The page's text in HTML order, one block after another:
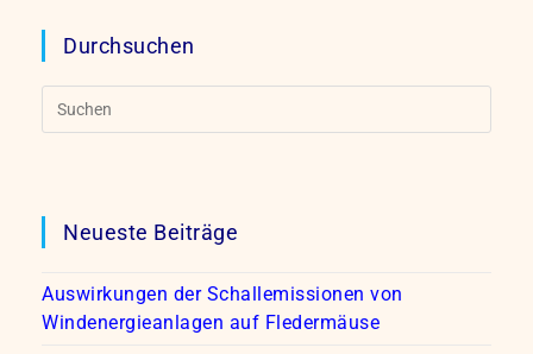
Durchsuchen
Neueste Beiträge
Auswirkungen der Schallemissionen von
Windenergieanlagen auf Fledermäuse